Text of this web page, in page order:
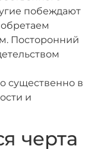
побеждают
Посторонний
существенно в
и
черта